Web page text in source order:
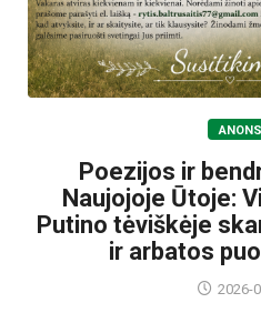
Poezijos ir
Naujojoje Ūtoje:
Putino tėviškėje
ir arbatos
2026-